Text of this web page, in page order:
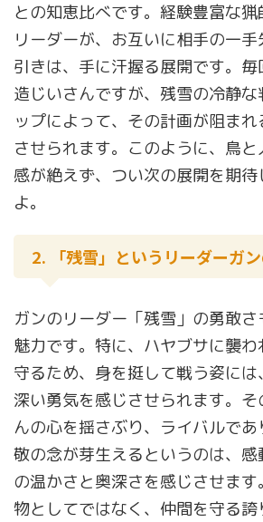
との知恵比べです。経験豊富な
リーダーが、お互いに相手の一
引きは、手に汗握る展開です。
造じいさんですが、残雪の冷静
ップによって、その計画が阻ま
させられます。このように、鳥
感が絶えず、つい次の展開を期
よ。
2. 「残雪」というリーダーガ
ガンのリーダー「残雪」の勇敢
魅力です。特に、ハヤブサに襲わ
守るため、身を挺して戦う姿に
深い勇気を感じさせられます。
んの心を揺さぶり、ライバルで
敬の念が芽生えるというのは、
の温かさと奥深さを感じさせま
物としてではなく、仲間を守る誇